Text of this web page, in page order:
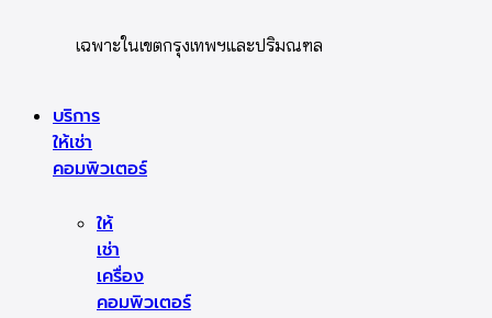
เฉพาะในเขตกรุงเทพฯและปริมณฑล
บริการ
ให้เช่า
คอมพิวเตอร์
ให้
เช่า
เครื่อง
คอมพิวเตอร์